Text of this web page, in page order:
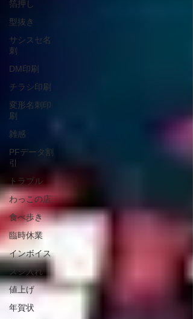
箔押し
型抜き
サシスセ名
刺
DM印刷
チラシ印刷
変形名刺印
刷
雑感
PFデータ割
引
トラブル
わっこの店
食べ歩き
臨時休業
インボイス
スジ入れ
値上げ
年賀状